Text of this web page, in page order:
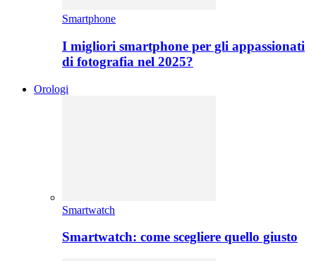
Smartphone
I migliori smartphone per gli appassionati
di fotografia nel 2025?
Orologi
Smartwatch
Smartwatch: come scegliere quello giusto